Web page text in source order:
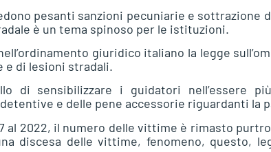
pesanti sanzioni pecuniarie e sottrazione
è un tema spinoso per le istituzioni.
giuridico italiano la legge
di lesioni stradali.
di sensibilizzare i guidatori nell’essere
e delle pene accessorie riguardanti la
al 2022, il numero delle vittime è rimasto
discesa delle vittime, fenomeno, questo,